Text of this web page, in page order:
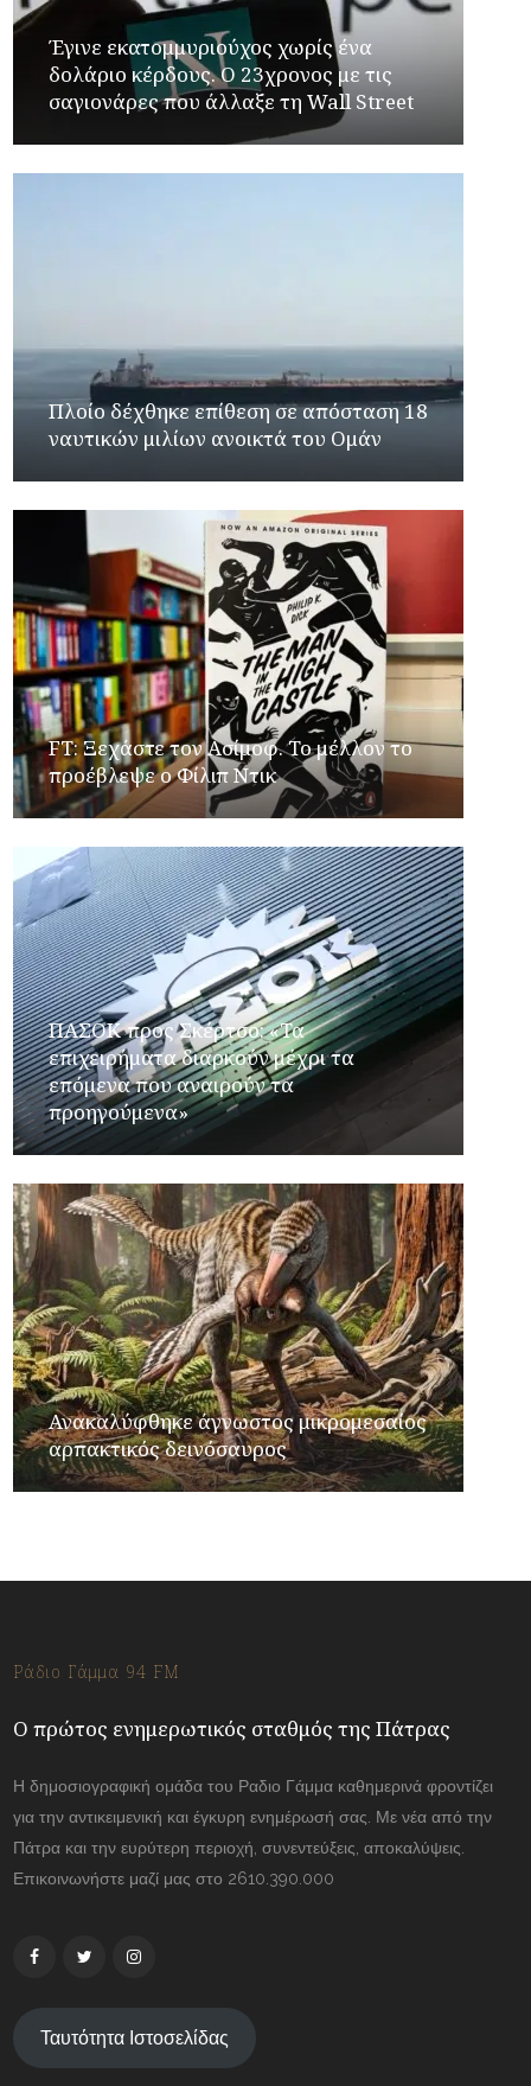
Έγινε εκατομμυριούχος χωρίς ένα
δολάριο κέρδους. Ο 23χρονος με τις
σαγιονάρες που άλλαξε τη Wall Street
Πλοίο δέχθηκε επίθεση σε απόσταση 18
ναυτικών μιλίων ανοικτά του Ομάν
FT: Ξεχάστε τον Ασίμοφ. Το μέλλον το
προέβλεψε ο Φίλιπ Ντικ
ΠΑΣΟΚ προς Σκέρτσο: «Τα
επιχειρήματα διαρκούν μέχρι τα
επόμενα που αναιρούν τα
προηγούμενα»
Ανακαλύφθηκε άγνωστος μικρομεσαίος
αρπακτικός δεινόσαυρος
Ράδιο Γάμμα 94 FM
Ο πρώτος ενημερωτικός σταθμός της Πάτρας
Η δημοσιογραφική ομάδα του Ραδιο Γάμμα καθημερινά φροντίζει
για την αντικειμενική και έγκυρη ενημέρωσή σας. Με νέα από την
Πάτρα και την ευρύτερη περιοχή, συνεντεύξεις, αποκαλύψεις.
Επικοινωνήστε μαζί μας στο 2610.390.000
Ταυτότητα Ιστοσελίδας